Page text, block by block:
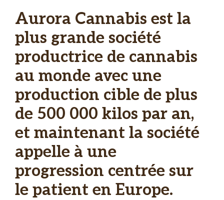
Aurora Cannabis est la
plus grande société
productrice de cannabis
au monde avec une
production cible de plus
de 500 000 kilos par an,
et maintenant la société
appelle à une
progression centrée sur
le patient en Europe.